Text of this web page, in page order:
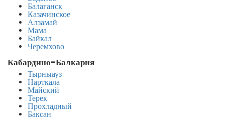
Балаганск
Казачинское
Алзамай
Мама
Байкал
Черемхово
Кабардино-Балкария
Тырныауз
Нарткала
Майский
Терек
Прохладный
Баксан